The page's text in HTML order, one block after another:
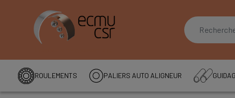
ROULEMENTS PALIERS AUTO ALIGNEUR